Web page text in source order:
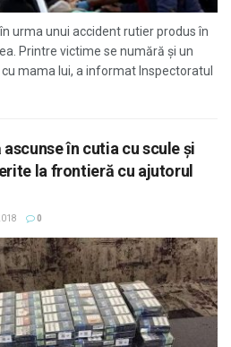
urma unui accident rutier produs în
Printre victime se numără și un
mama lui, a informat Inspectoratul
în cutia cu scule şi
la frontieră cu ajutorul
0